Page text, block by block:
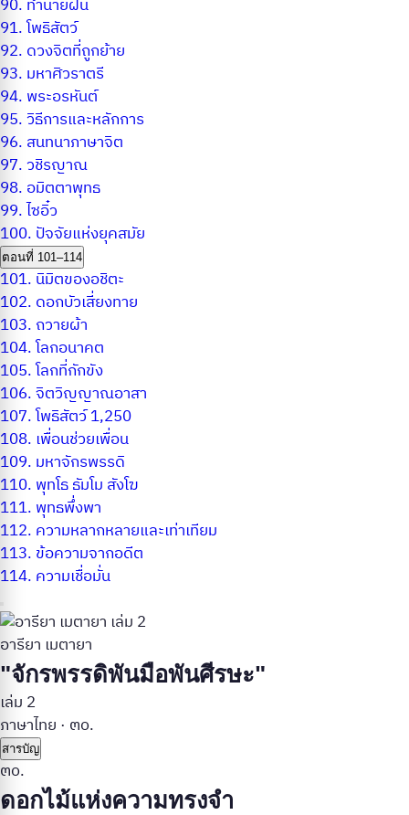
90. ทำนายฝัน
91.โพธิสัตว์
92. ดวงจิตที่ถูกย้าย
93. มหาศิวราตรี
94. พระอรหันต์
95.วิธีการและหลักการ
96. สนทนาภาษาจิต
97.วชิรญาณ
98. อมิตตาพุทธ
99.ไซอิ๋ว
100. ปัจจัยแห่งยุคสมัย
ตอนที่ 101–114
101. นิมิตของอชิตะ
102. ดอกบัวเสี่ยงทาย
103. ถวายผ้า
104.โลกอนาคต
105.โลกที่กักขัง
106.จิตวิญญาณอาสา
107.โพธิสัตว์ 1,250
108. เพื่อนช่วยเพื่อน
109. มหาจักรพรรดิ
110. พุทโธ ธัมโม สังโฆ
111. พุทธพึ่งพา
112. ความหลากหลายและเท่าเทียม
113. ข้อความจากอดีต
114. ความเชื่อมั่น
อารียา เมตายา
"จักรพรรดิพันมือพันศีรษะ"
เล่ม 2
ภาษาไทย · ๓๐.
สารบัญ
๓๐.
ดอกไม้แห่งความทรงจำ